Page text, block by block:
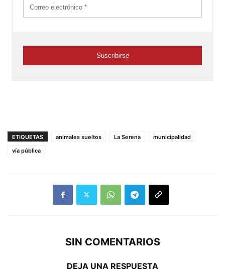
ETIQUETAS animales sueltos La Serena
municipalidad
vía pública
SIN COMENTARIOS
DEJA UNA RESPUESTA